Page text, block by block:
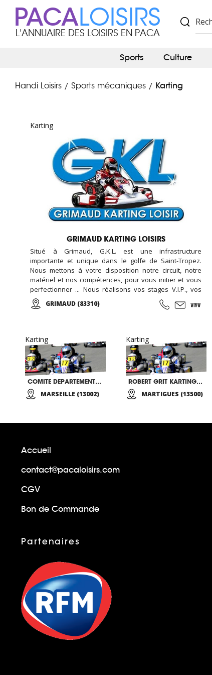
PACALOISIRS
L'ANNUAIRE DES LOISIRS EN PACA
Sports Culture
Handi Loisirs / Sports mécaniques / Karting
Karting
GRIMAUD KARTING LOISIRS
Situé à Grimaud, G.K.L. est une infrastructure
importante et unique dans le golfe de Saint-Tropez.
Nous mettons à votre disposition notre circuit, notre
matériel et nos compétences, pour vous initier et vous
perfectionner ... Nous réalisons vos stages V.I.P., vos
séminaires et C.E., vos formules week-end... Encadré
par notre équipe de passionnés vous participerez aux
GRIMAUD (83310)
Karting
COMITE DEPARTEMENTAL HANDISPORT DES BDR 13
MARSEILLE (13002)
Karting
ROBERT GRIT KARTING HANDISPORT
MARTIGUES (13500)
Accueil
contact@pacaloisirs.com
CGV
Bon de Commande
Partenaires